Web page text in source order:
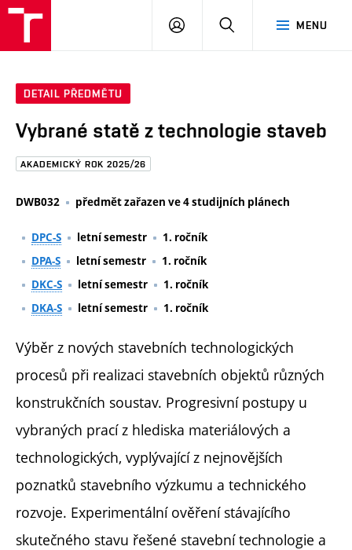
Brno
MENU
PŘIHLÁSIT
DETAIL PŘEDMĚTU
Vybrané statě z technologie staveb
AKADEMICKÝ ROK 2025/26
DWB032 předmět zařazen ve 4 studijních plánech
DPC-S letní semestr
1. ročník
DPA-S
letní semestr
1. ročník
DKC-S
letní semestr
1. ročník
DKA-S
letní semestr 1. ročník
Výběr z nových stavebních technologických
procesů při realizaci stavebních objektů různých
konstrukčních soustav. Progresivní postupy u
vybraných prací z hlediska materiálových a
technologických, vyplývající z nejnovějších
poznatků stavebního výzkumu a technického
rozvoje. Experimentální ověření stávajícího
skutečného stavu řešené stavební technologie a